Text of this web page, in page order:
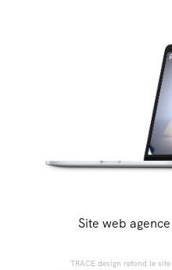
Site web
TRACE design refond le